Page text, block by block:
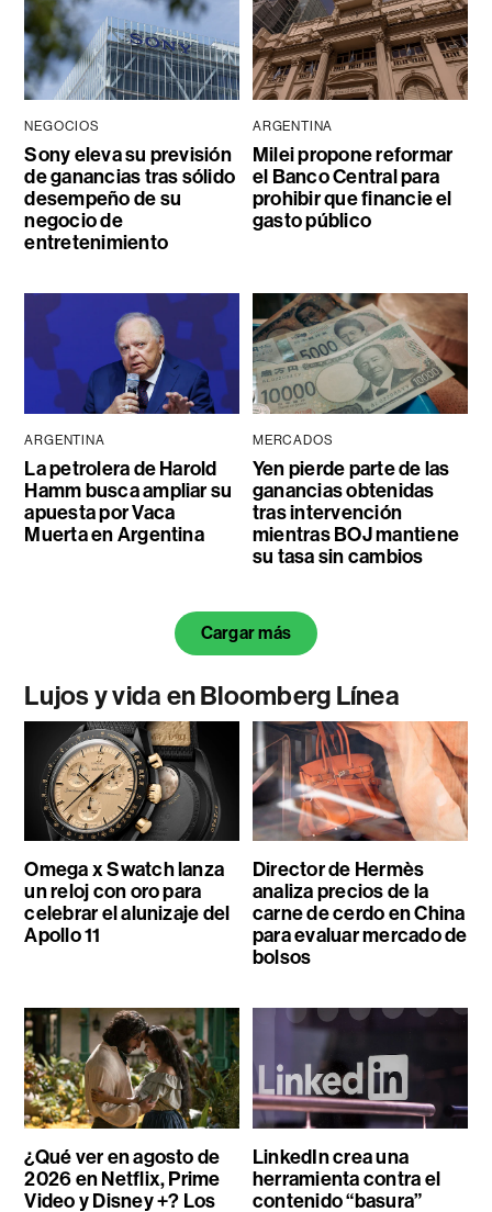
NEGOCIOS
Sony eleva su previsión
de ganancias tras sólido
desempeño de su
negocio de
entretenimiento
ARGENTINA
Milei propone reformar
el Banco Central para
prohibir que financie el
gasto público
ARGENTINA
La petrolera de Harold
Hamm busca ampliar su
apuesta por Vaca
Muerta en Argentina
MERCADOS
Yen pierde parte de las
ganancias obtenidas
tras intervención
mientras BOJ mantiene
su tasa sin cambios
Cargar más
Lujos y vida en Bloomberg Línea
Omega x Swatch lanza
un reloj con oro para
celebrar el alunizaje del
Apollo 11
Director de Hermès
analiza precios de la
carne de cerdo en China
para evaluar mercado de
bolsos
¿Qué ver en agosto de
2026 en Netflix, Prime
Video y Disney +? Los
LinkedIn crea una
herramienta contra el
contenido “basura”